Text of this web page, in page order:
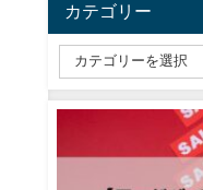
カテゴリー